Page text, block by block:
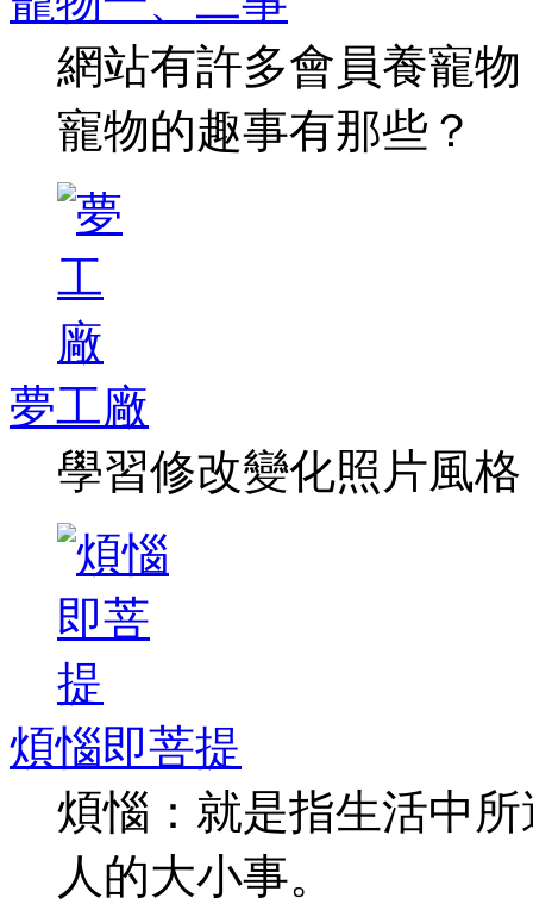
網站有許多會員養寵
寵物的趣事有那些？
夢工廠
學習修改變化照片風格
煩惱即菩提
煩惱：就是指生活中
人的大小事。